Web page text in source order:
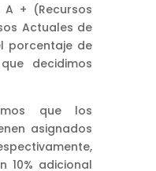
+ (Recursos
Actuales de
porcentaje de
decidimos
que los
asignados
10% adicional